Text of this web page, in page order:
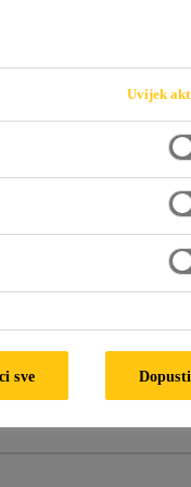
s vrlo visokom
Uvijek
sve